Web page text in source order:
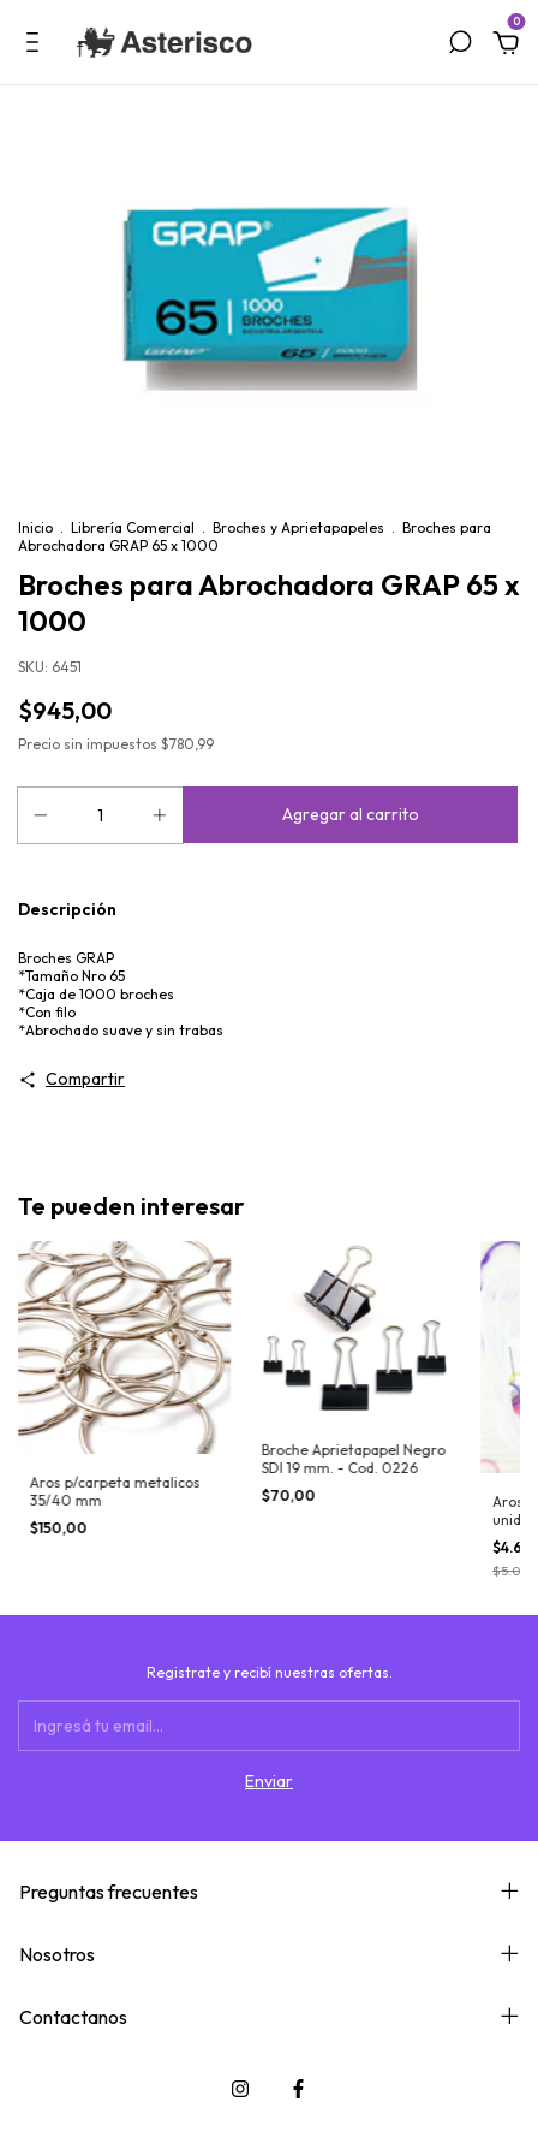
0
Inicio . Librería Comercial . Broches y Aprietapapeles . Broches para
Abrochadora GRAP 65 x 1000
Broches para Abrochadora GRAP 65 x
1000
SKU: 6451
$945,00
Precio sin impuestos $780,99
Descripción
Broches GRAP
*Tamaño Nro 65
*Caja de 1000 broches
*Con filo
*Abrochado suave y sin trabas
Compartir
Te pueden interesar
Aros p/carpeta metalicos
35/40 mm
$150,00
Broche Aprietapapel Negro
SDI 19 mm. - Cod. 0226
$70,00
Aros
Registrate y recibí nuestras ofertas.
Preguntas frecuentes
Nosotros
Contactanos